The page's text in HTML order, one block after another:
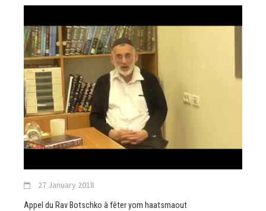
27 January 2018
Appel du Rav Botschko à fêter yom haatsmaout